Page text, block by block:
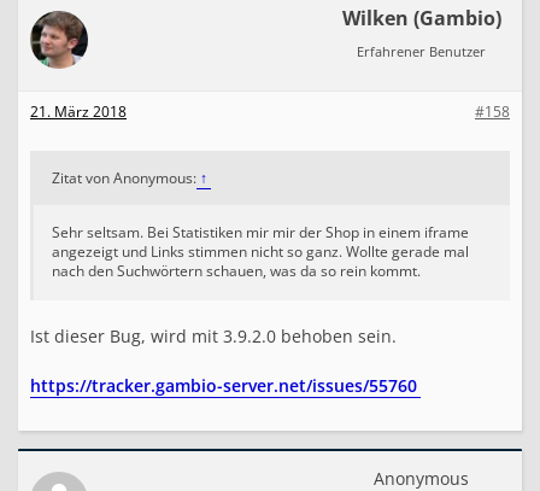
Wilken (Gambio)
Erfahrener Benutzer
#158
21. März 2018
Zitat von Anonymous: ↑
Sehr seltsam. Bei Statistiken mir mir der Shop in einem iframe
angezeigt und Links stimmen nicht so ganz. Wollte gerade mal
nach den Suchwörtern schauen, was da so rein kommt.
Ist dieser Bug, wird mit 3.9.2.0 behoben sein.
https://tracker.gambio-server.net/issues/55760
Anonymous